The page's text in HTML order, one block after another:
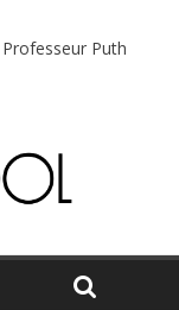
Puth
indépendant
en hausse
chaleur et bonne
métal et